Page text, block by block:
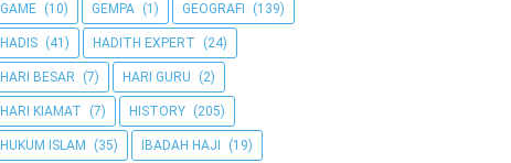
GAME (10) GEMPA (1) GEOGRAFI (139)
HADIS (41) HADITH EXPERT (24)
HARI BESAR (7) HARI GURU (2)
HARI KIAMAT (7) HISTORY (205)
HUKUM ISLAM (35) IBADAH HAJI (19)